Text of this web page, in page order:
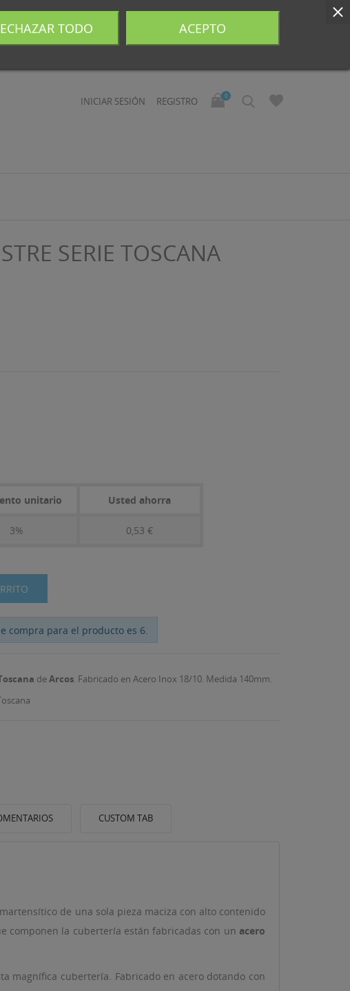
INICIAR SESIÓN REGISTRO
0
SERIE TOSCANA
unitario Usted ahorra
3% 0,53 €
compra para el producto es 6.
deArcos. Fabricado en Acero Inox 18/10. Medida 140mm.
CUSTOM TAB
de una sola pieza maciza con alto contenido
componen la cubertería están fabricadas con un acero
magnífica cubertería. Fabricado en acero dotando con
TODO ACEPTO